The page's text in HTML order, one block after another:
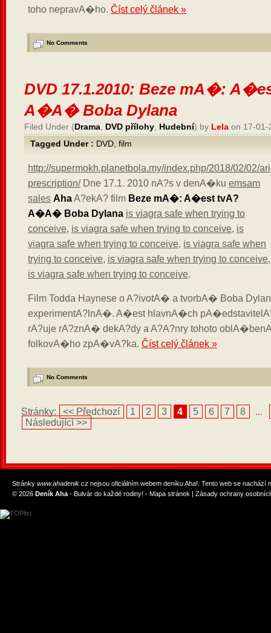
toho nepravA�ho. Číst celý článek »
No Comments
DVD 17.1.2010: Beze mA�:
A�A� Boba Dylana
Filed Under (Drama DVD přílohy Hudební) by Lela on 17-01-
Tagged Under : DVD film
http://supermokh.planetbola.my/index.php/2018/02/02/
prescription/ Dne 17.1. 2010 nA?s v denA�ku emsam
sales AhaA?ekA? film Beze mA�: A�est tvA?
A�A� Boba Dylana is viagra safe when trying to
conceive, is viagra safe when trying to conceive, is
viagra safe when trying to conceive, is viagra safe when
trying to conceive, is viagra safe when trying to conceive,
is viagra safe when trying to conceive.
Film Todda Haynese o A?ivotA� a tvorbA� Boba
experimentA?lnA�. A�est hlavnA�ch
rA?uje rA?znA� dekA?dy a A?A?nry tohoto
folkovA�ho zpA�vA?ka. Číst celý článek »
No Comments
Stránky: << Předchozí 1 2 3 4 5 6 7 8
...
Následující >>
Stránky www.ahadenik.cz nejsou oficiálním webem deníku Aha!. Tento web se nachází
© 2026 Deník Aha - Bulvár do každé rodiny! - Mapa stránek Zásady ochrany